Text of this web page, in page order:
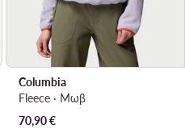
Columbia
Fleece · Μωβ
70,90€